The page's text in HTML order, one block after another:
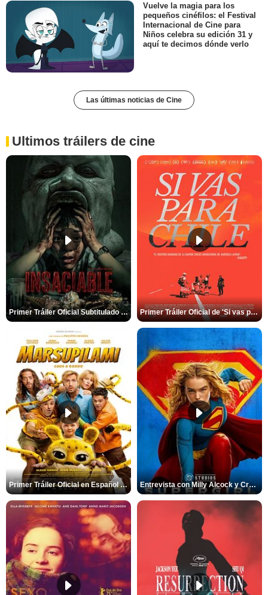
Vuelve la magia para los
pequeños cinéfilos: el Festival
Internacional de Cine para
Niños celebra su edición 31 y
aquí te decimos dónde verlo
Las últimas noticias de Cine
Ultimos tráilers de cine
Primer Tráiler Oficial Subtitulado de 'Insaciable' Primer Tráiler Oficial de 'Si vas para Chile'
Primer Tráiler Oficial en Español de 'Marsupilami: Caos a Bordo' Entrevista con Milly Alcock y Craig Gillespie por 'Supergirl'